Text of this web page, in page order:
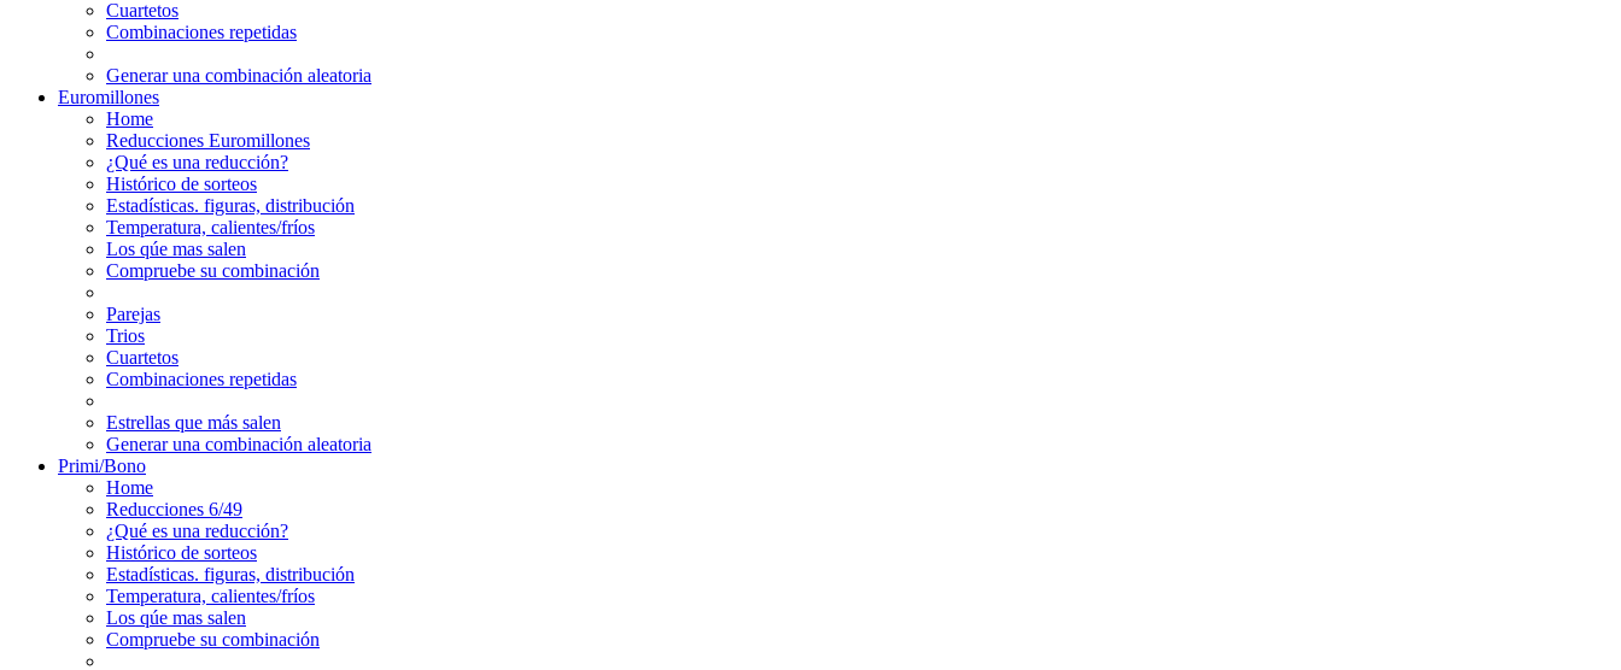
Cuartetos
Combinaciones repetidas
Generar una combinación aleatoria
Euromillones
Home
Reducciones Euromillones
¿Qué es una reducción?
Histórico de sorteos
Estadísticas. figuras, distribución
Temperatura, calientes/fríos
Los qúe mas salen
Compruebe su combinación
Parejas
Trios
Cuartetos
Combinaciones repetidas
Estrellas que más salen
Generar una combinación aleatoria
Primi/Bono
Home
Reducciones 6/49
¿Qué es una reducción?
Histórico de sorteos
Estadísticas. figuras, distribución
Temperatura, calientes/fríos
Los qúe mas salen
Compruebe su combinación